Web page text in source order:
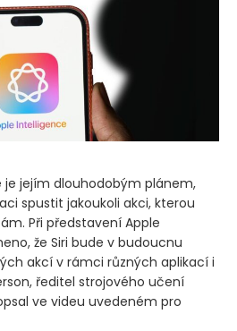
je jejím dlouhodobým plánem,
spustit jakoukoli akci, kterou
Při představení Apple
že Siri bude v budoucnu
akcí v rámci různých aplikací i
ředitel strojového učení
ve videu uvedeném pro